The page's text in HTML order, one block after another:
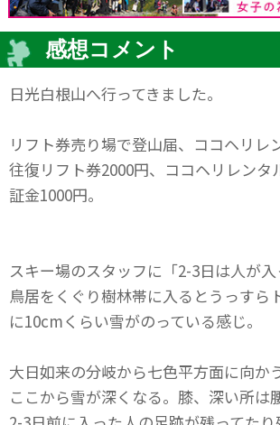
感想コメント
日光白根山へ行ってきました。
リフト券売り場で登山届、ココヘリレ
往復リフト券2000円、ココヘリレンタ
証金1000円。
スキー場のスタッフに「2-3日は人が入
鳥居をくぐり樹林帯に入るとうっすら
に10cmくらい雪がのっている感じ。
大日如来の分岐から七色平方面に向かう
ここから雪が深くなる。膝、深い所は